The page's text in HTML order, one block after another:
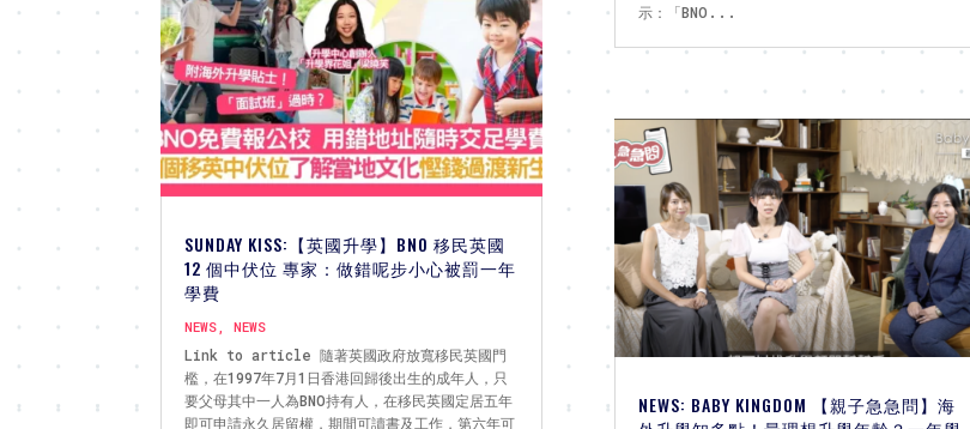
SUNDAY KISS:【英國升學】BNO 移民英國
12 個中伏位 專家：做錯呢步小心被罰一年
學費
NEWS,NEWS
Link to article 隨著英國政府放寬移民英國門
檻，在1997年7月1日香港回歸後出生的成年人，只
要父母其中一人為BNO持有人，在移民英國定居五年
即可申請永久居留權，期間可讀書及工作，第六年可
示：「BNO...
NEWS: BABY KINGDOM 【親子急急問】海